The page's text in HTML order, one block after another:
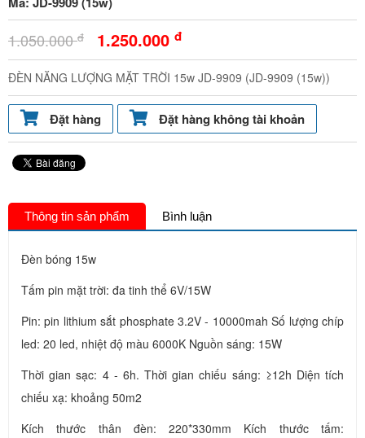
1.050.000đ 1.250.000 đ
ĐÈN NĂNG LƯỢNG MẶT TRỜI 15w JD-9909 (JD-9909 (15w))
Đặt hàng Đặt hàng không tài khoản
Thông tin sản phẩm Bình luận
Đèn bóng 15w
Tấm pin mặt trời: đa tinh thể 6V/15W
Pin: pin lithium sắt phosphate 3.2V - 10000mah Số lượng chíp
led: 20 led, nhiệt độ màu 6000K Nguồn sáng: 15W
Thời gian sạc: 4 - 6h. Thời gian chiếu sáng: ≥12h Diện tích
chiếu xạ: khoảng 50m2
Kích thước thân đèn: 220*330mm Kích thước tấm: